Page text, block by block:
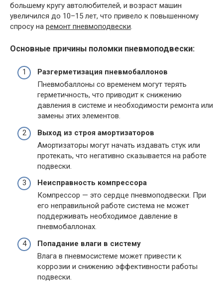
большему кругу автолюбителей, и возраст машин
увеличился до 10–15 лет, что привело к повышенному
спросу на ремонт пневмоподвески.
Основные причины поломки пневмоподвески:
Разгерметизация пневмобаллонов
Пневмобаллоны со временем могут терять
герметичность, что приводит к снижению
давления в системе и необходимости ремонта или
замены этих элементов.
Выход из строя амортизаторов
Амортизаторы могут начать издавать стук или
протекать, что негативно сказывается на работе
подвески.
Неисправность компрессора
Компрессор — это сердце пневмоподвески. При
его неправильной работе система не может
поддерживать необходимое давление в
пневмобаллонах.
Попадание влаги в систему
Влага в пневмосистеме может привести к
коррозии и снижению эффективности работы
подвески.